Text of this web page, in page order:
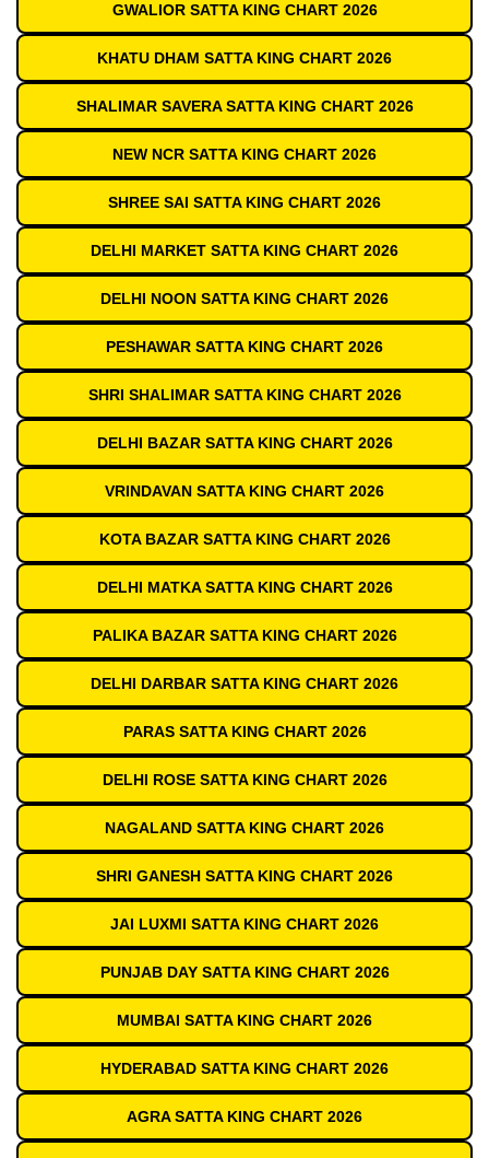
GWALIOR SATTA KING CHART 2026
KHATU DHAM SATTA KING CHART 2026
SHALIMAR SAVERA SATTA KING CHART 2026
NEW NCR SATTA KING CHART 2026
SHREE SAI SATTA KING CHART 2026
DELHI MARKET SATTA KING CHART 2026
DELHI NOON SATTA KING CHART 2026
PESHAWAR SATTA KING CHART 2026
SHRI SHALIMAR SATTA KING CHART 2026
DELHI BAZAR SATTA KING CHART 2026
VRINDAVAN SATTA KING CHART 2026
KOTA BAZAR SATTA KING CHART 2026
DELHI MATKA SATTA KING CHART 2026
PALIKA BAZAR SATTA KING CHART 2026
DELHI DARBAR SATTA KING CHART 2026
PARAS SATTA KING CHART 2026
DELHI ROSE SATTA KING CHART 2026
NAGALAND SATTA KING CHART 2026
SHRI GANESH SATTA KING CHART 2026
JAI LUXMI SATTA KING CHART 2026
PUNJAB DAY SATTA KING CHART 2026
MUMBAI SATTA KING CHART 2026
HYDERABAD SATTA KING CHART 2026
AGRA SATTA KING CHART 2026